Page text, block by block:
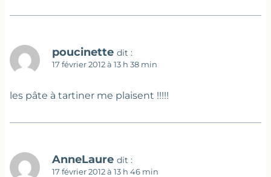
poucinette dit :
17 février 2012 à 13 h 38 min
les pâte à tartiner me plaisent !!!!!
AnneLaure dit :
17 février 2012 à 13 h 46 min